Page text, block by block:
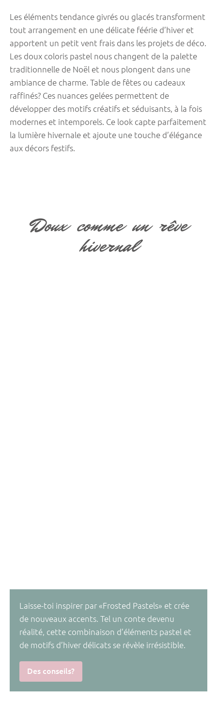
Les éléments tendance givrés ou glacés transforment
tout arrangement en une délicate féérie d’hiver et
apportent un petit vent frais dans les projets de déco.
Les doux coloris pastel nous changent de la palette
traditionnelle de Noël et nous plongent dans une
ambiance de charme. Table de fêtes ou cadeaux
raffinés? Ces nuances gelées permettent de
développer des motifs créatifs et séduisants, à la fois
modernes et intemporels. Ce look capte parfaitement
la lumière hivernale et ajoute une touche d’élégance
aux décors festifs.
Doux comme un rêve
hivernal
Laisse-toi inspirer par «Frosted Pastels» et crée
de nouveaux accents. Tel un conte devenu
réalité, cette combinaison d’éléments pastel et
de motifs d’hiver délicats se révèle irrésistible.
Des conseils?